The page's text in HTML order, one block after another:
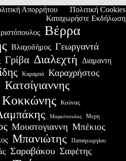
Απορρήτου
Πολιτική Cookies
Καταχωρήστε Εκδήλωση
Βέρρα
Βλαχοδήμος Γεωργαντά
Γρίβα Διαλεχτή Διαμαντη
Καραμπά Καραχρήστος
Κατσίγιαννης
Κοκκώνης Κούνας
Μαρκόπουλος Μερη
Μουστογιαννη Μπέκιος
Μπανιώτης Παπαγεωργίου
Σαραβάκου Σαφέτης